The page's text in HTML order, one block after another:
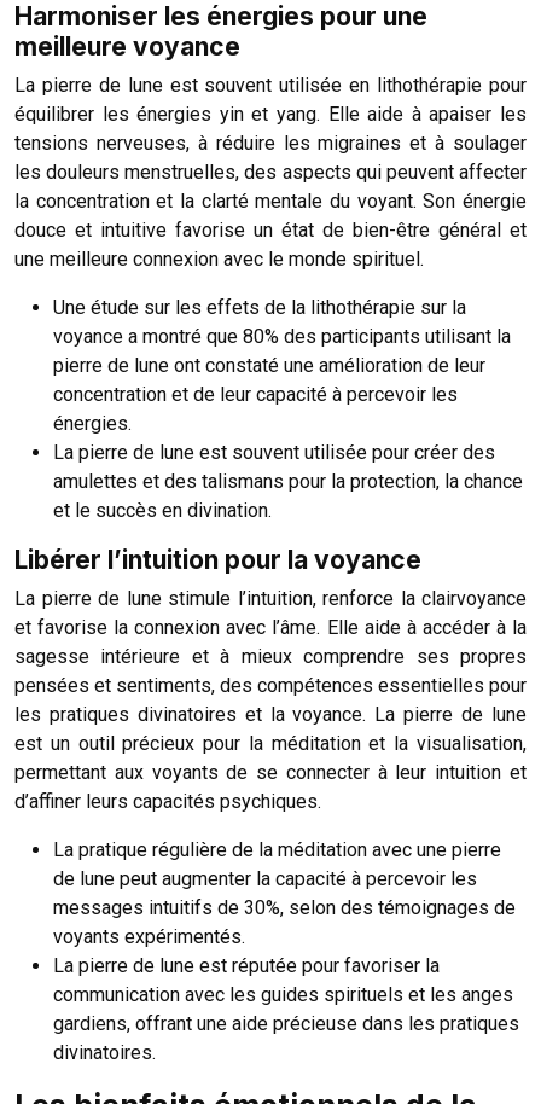
Harmoniser les énergies pour une
meilleure voyance
La pierre de lune est souvent utilisée en lithothérapie pour
équilibrer les énergies yin et yang. Elle aide à apaiser les
tensions nerveuses, à réduire les migraines et à soulager
les douleurs menstruelles, des aspects qui peuvent affecter
la concentration et la clarté mentale du voyant. Son énergie
douce et intuitive favorise un état de bien-être général et
une meilleure connexion avec le monde spirituel.
Une étude sur les effets de la lithothérapie sur la
voyance a montré que 80% des participants utilisant la
pierre de lune ont constaté une amélioration de leur
concentration et de leur capacité à percevoir les
énergies.
La pierre de lune est souvent utilisée pour créer des
amulettes et des talismans pour la protection, la chance
et le succès en divination.
Libérer l’intuition pour la voyance
La pierre de lune stimule l’intuition, renforce la clairvoyance
et favorise la connexion avec l’âme. Elle aide à accéder à la
sagesse intérieure et à mieux comprendre ses propres
pensées et sentiments, des compétences essentielles pour
les pratiques divinatoires et la voyance. La pierre de lune
est un outil précieux pour la méditation et la visualisation,
permettant aux voyants de se connecter à leur intuition et
d’affiner leurs capacités psychiques.
La pratique régulière de la méditation avec une pierre
de lune peut augmenter la capacité à percevoir les
messages intuitifs de 30%, selon des témoignages de
voyants expérimentés.
La pierre de lune est réputée pour favoriser la
communication avec les guides spirituels et les anges
gardiens, offrant une aide précieuse dans les pratiques
divinatoires.